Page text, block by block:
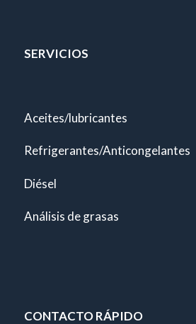
SERVICIOS
Aceites/lubricantes
Refrigerantes/Anticongelantes
Diésel
Análisis de grasas
CONTACTO RÁPIDO